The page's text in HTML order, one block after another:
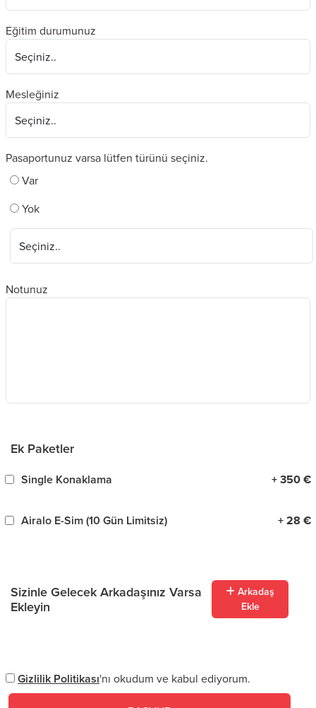
Eğitim durumunuz
Mesleğiniz
Pasaportunuz varsa lütfen türünü seçiniz.
Var
Yok
Notunuz
Ek Paketler
Single Konaklama + 350 €
Airalo E-Sim (10 Gün Limitsiz) + 28 €
Sizinle Gelecek Arkadaşınız Varsa
Ekleyin
Arkadaş
Ekle
Gizlilik Politikası'nı okudum ve kabul ediyorum.